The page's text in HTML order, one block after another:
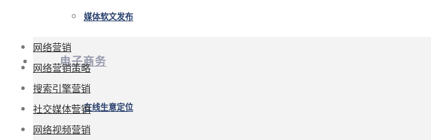
媒体软文发布
电子商务
在线生意定位
网络营销
网络营销策略
搜索引擎营销
社交媒体营销
网络视频营销